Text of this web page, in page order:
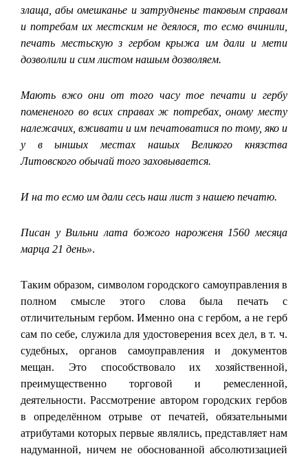
злаща, абы омешканье и затрудненье таковым справам
и потребам их местским не деялося, то есмо вчинили,
печать местьскую з гербом крыжа им дали и мети
дозволили и сим листом нашым дозволяем.
Мають вжо они от того часу тое печати и гербу
помененого во всих справах ж потребах, оному месту
належачих, вживати и им печатоватися по тому, яко и
у в ыншых местах нашых Великого князства
Литовского обычай того заховывается.
И на то есмо им дали сесь наш лист з нашею печатю.
Писан у Вильни лата божого нароженя 1560 месяца
марца 21 день».
Таким образом, символом городского самоуправления в
полном смысле этого слова была печать с
отличительным гербом. Именно она с гербом, а не герб
сам по себе, служила для удостоверения всех дел, в т. ч.
судебных, органов самоуправления и документов
мещан. Это способствовало их хозяйственной,
преимущественно торговой и ремесленной,
деятельности. Рассмотрение автором городских гербов
в определённом отрыве от печатей, обязательными
атрибутами которых первые являлись, представляет нам
надуманной, ничем не обоснованной абсолютизацией